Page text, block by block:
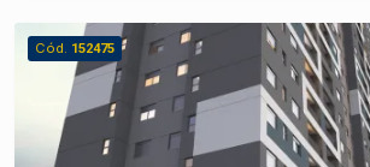
estar. Idealizado com um novo olhar para a
sofisticação o Maison D`or
design contemporâneo e
elementos que trazem leveza e
projeto. Uma nova Experiência para você chamar
Cód. 152475